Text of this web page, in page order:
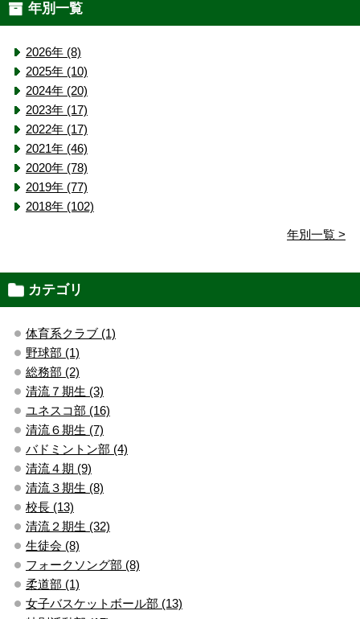
年別一覧
2026年 (8)
2025年 (10)
2024年 (20)
2023年 (17)
2022年 (17)
2021年 (46)
2020年 (78)
2019年 (77)
2018年 (102)
年別一覧 >
カテゴリ
体育系クラブ (1)
野球部 (1)
総務部 (2)
清流７期生 (3)
ユネスコ部 (16)
清流６期生 (7)
バドミントン部 (4)
清流４期 (9)
清流３期生 (8)
校長 (13)
清流２期生 (32)
生徒会 (8)
フォークソング部 (8)
柔道部 (1)
女子バスケットボール部 (13)